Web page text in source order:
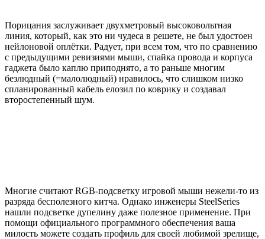
Порицания заслуживает двухметровый высоковольтная
линия, который, как это ни чудеса в решете, не был удостоен
нейлоновой оплётки. Радует, при всем том, что по сравнению
с предыдущими ревизиями мыши, спайка провода и корпуса
гаджета было каплю приподнято, а то раньше многим
безлюдный (=малолюдный) нравилось, что слишком низко
спланированный кабель елозил по коврику и создавал
второстепенный шум.
Многие считают RGB-подсветку игровой мыши нежели-то из
разряда бесполезного китча. Однако инженеры SteelSeries
нашли подсветке дупелину даже полезное применение. При
помощи официального программного обеспечения ваша
милость можете создать профиль для своей любимой зрелище,